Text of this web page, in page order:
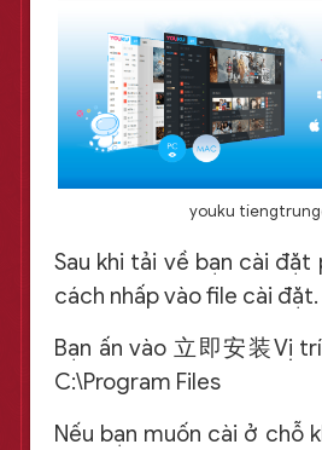
youku
Sau khi tải về bạn cài đặt
cách nhấp vào file cài đặt.
Bạn ấn vào 立即安装Vị
C:\Program Files
Nếu bạn muốn cài ở chỗ